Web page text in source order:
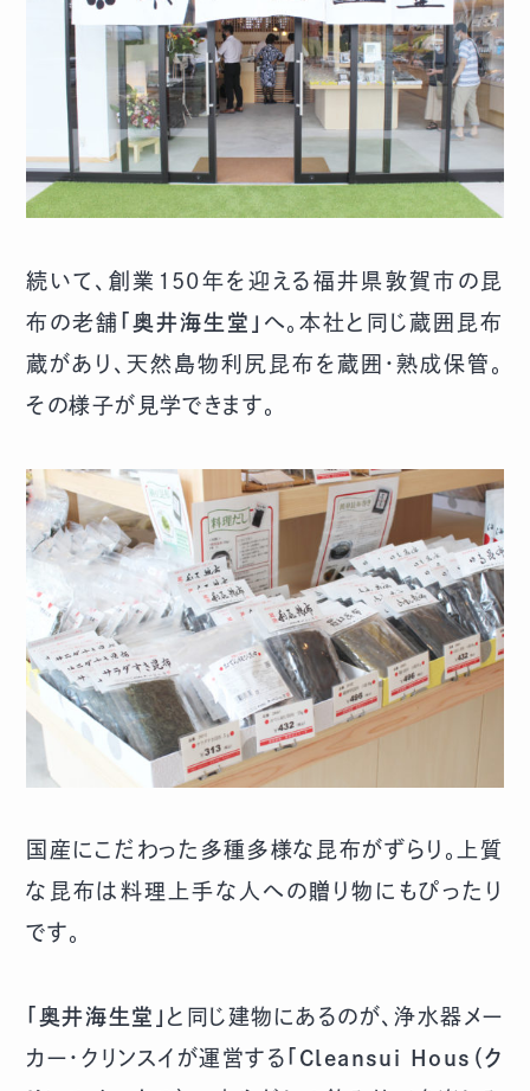
続いて、創業150年を迎える福井県敦賀市の昆
布の老舗
「奥井海生堂」 へ。本社と同じ蔵囲昆布
蔵があり、天然島物利尻昆布を蔵囲・熟成保管。
その様子が見学できます。
国産にこだわった多種多様な昆布がずらり。上質
な昆布は料理上手な人への贈り物にもぴったり
です。
「奥井海生堂」 と同じ建物にあるのが、浄水器メー
カー・クリンスイが運営する
「Cleansui Hous（ク